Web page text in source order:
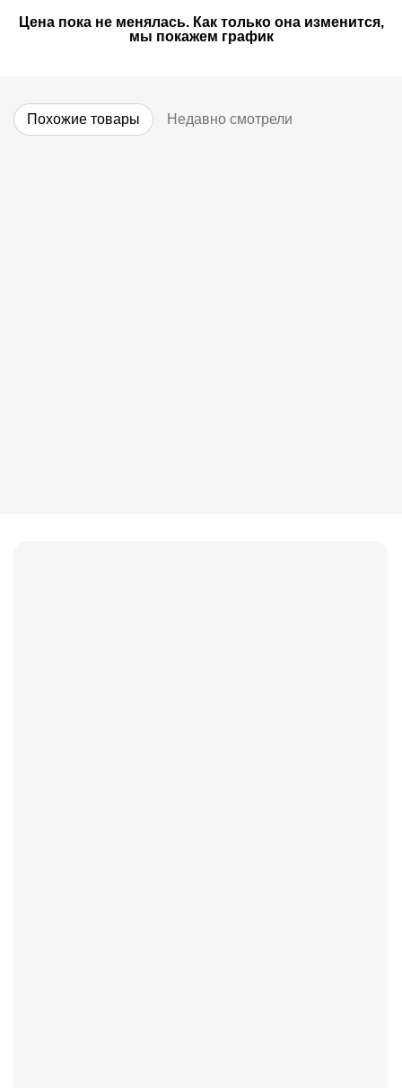
Цена пока не менялась. Как только она изменится,
мы покажем график
Похожие товары Недавно смотрели